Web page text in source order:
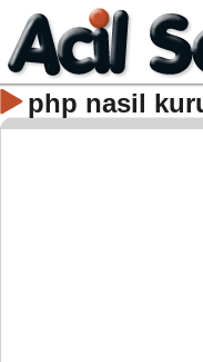
php nasil